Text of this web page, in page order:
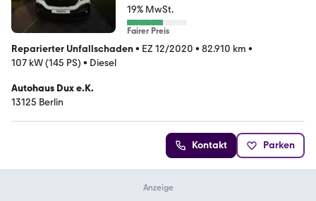
19% MwSt.
Fairer Preis
Reparierter Unfallschaden• EZ 12/2020 • 82.910 km •
107 kW (145 PS) • Diesel
Autohaus Dux e.K.
13125 Berlin
Kontakt Parken